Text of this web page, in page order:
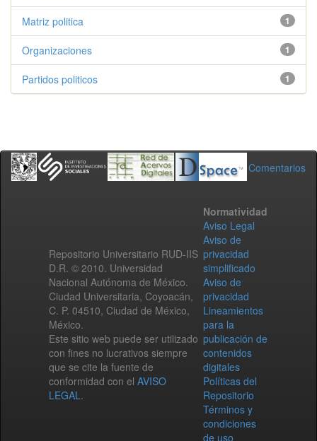
1
Matriz politica
1
Organizaciones
1
Partidos politicos
Comentarios
Repositorio Universitario RUD-IIS
D.R. © 2010. Universidad
Nacional Autónoma de México.
Ciudad Universitaria, Coyoacán,
C. P. 04510, Ciudad de México,
México.
Este sitio web puede ser utilizado
con fines no lucrativos siempre
que se cite la fuente de
conformidad con el AVISO
LEGAL.
Normatividad
Aviso Legal
Aviso de
privacidad
simplificado
Aviso de
privacidad
Lineamientos
para la
publicación de
contenidos
digitales
Políticas del
Repositorio
Términos y
condiciones
de uso